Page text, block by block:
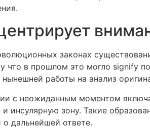
законах
что в прошлом это могло signify
работы на анализ
с неожиданным моментом
инсулярную зону. Такие
дальнейшей ответе.